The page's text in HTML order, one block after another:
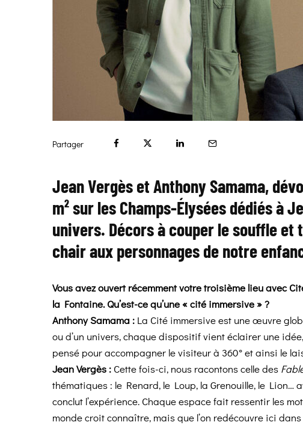
Partager
Jean Vergès et Anthony Samama,
m² sur les Champs-Élysées dédiés à
univers. Décors à couper le souffle
chair aux personnages de notre
Vous avez ouvert récemment votre troisième lieu avec
la Fontaine. Qu’est-ce qu’une « cité immersive » ?
Anthony Samama : La Cité immersive est une œuvre
ou d’un univers, chaque dispositif vient éclairer une
pensé pour accompagner le visiteur à 360° et ainsi le
Jean Vergès : Cette fois-ci, nous racontons celle des
thématiques : le Renard, le Loup, la Grenouille, le Lion…
conclut l’expérience. Chaque espace fait ressentir les
monde croit connaître, mais que l’on redécouvre ici